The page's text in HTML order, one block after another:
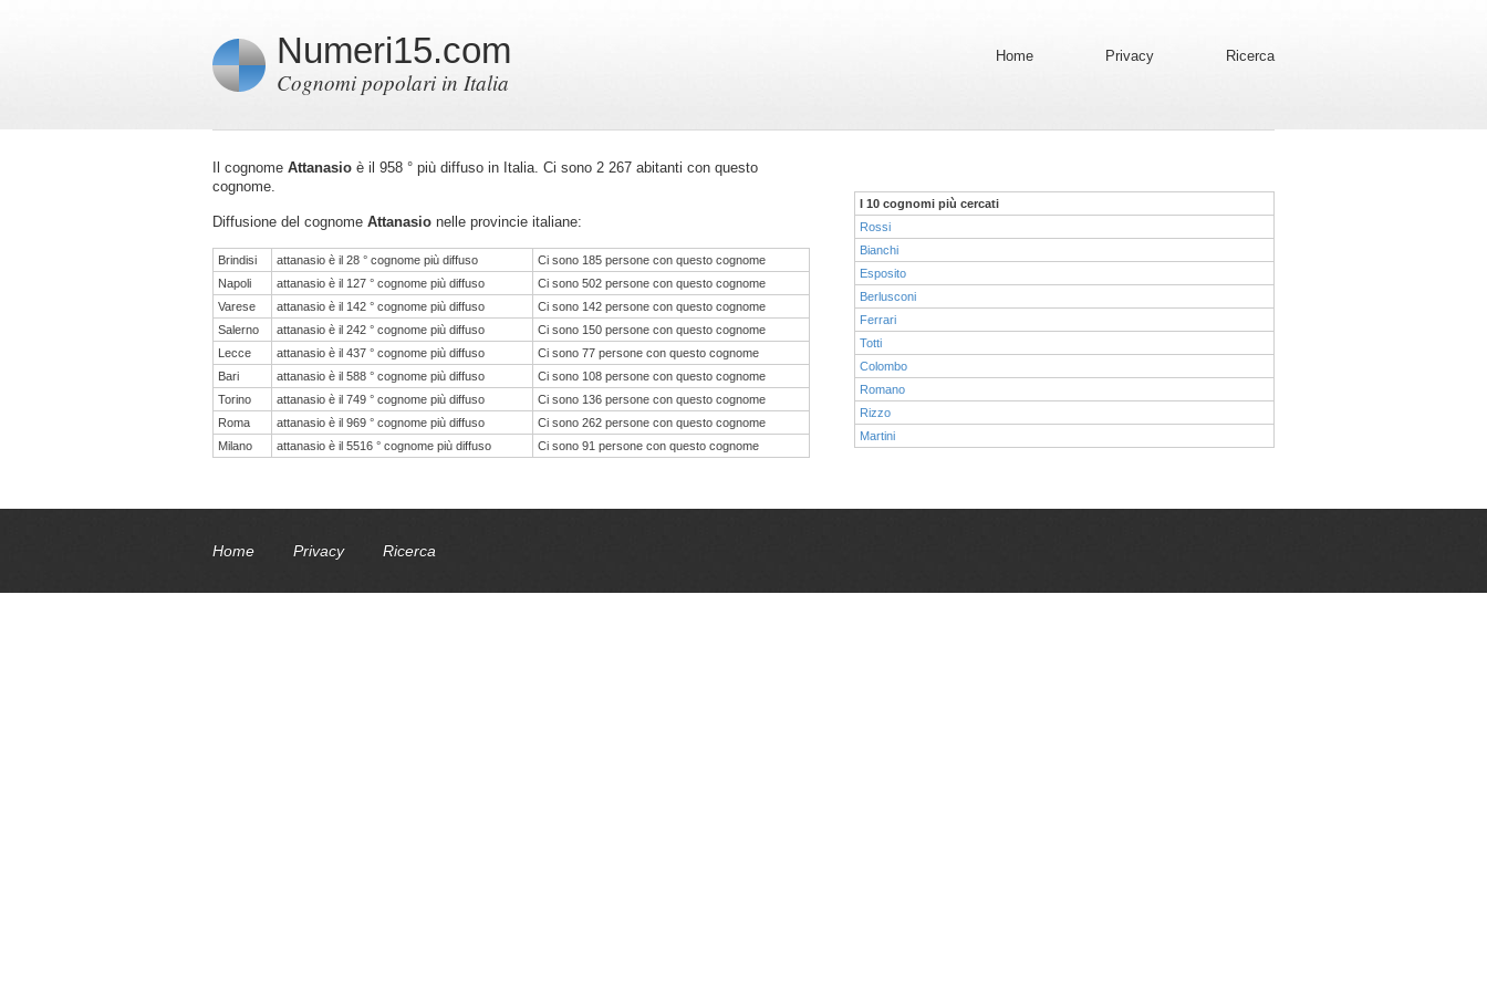
Numeri15.com
Cognomi popolari in Italia
Home Privacy Ricerca
Il cognome Attanasio è il 958 ° più diffuso in Italia. Ci sono 2 267 abitanti con questo
cognome.
Diffusione del cognome Attanasio nelle provincie italiane:
Brindisi attanasio è il 28 ° cognome più diffuso
Ci sono 185 persone con questo cognome
Napoli
attanasio è il 127 ° cognome più diffuso
Ci sono 502 persone con questo cognome
Varese
attanasio è il 142 ° cognome più diffuso
Ci sono 142 persone con questo cognome
Salerno
attanasio è il 242 ° cognome più diffuso
Ci sono 150 persone con questo cognome
Lecce
attanasio è il 437 ° cognome più diffuso
Ci sono 77 persone con questo cognome
Bari
attanasio è il 588 ° cognome più diffuso
Ci sono 108 persone con questo cognome
Torino
attanasio è il 749 ° cognome più diffuso
Ci sono 136 persone con questo cognome
Roma
attanasio è il 969 ° cognome più diffuso
Ci sono 262 persone con questo cognome
Milano
attanasio è il 5516 ° cognome più diffuso Ci sono 91 persone con questo cognome
I 10 cognomi più cercati
Rossi
Bianchi
Esposito
Berlusconi
Ferrari
Totti
Colombo
Romano
Rizzo
Martini
Home Privacy Ricerca